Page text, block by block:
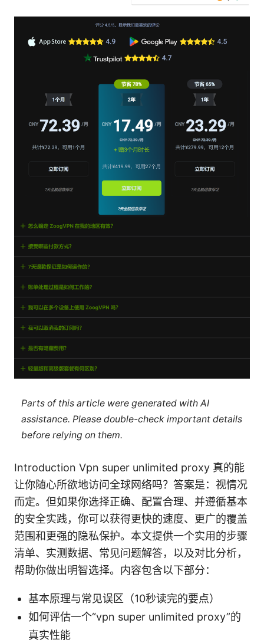
Parts of this article were generated with AI
assistance. Please double-check important details
before relying on them.
Introduction Vpn super unlimited proxy 真的能
让你随心所欲地访问全球网络吗？答案是：视情况
而定。但如果你选择正确、配置合理、并遵循基本
的安全实践，你可以获得更快的速度、更广的覆盖
范围和更强的隐私保护。本文提供一个实用的步骤
清单、实测数据、常见问题解答，以及对比分析，
帮助你做出明智选择。内容包含以下部分：
基本原理与常见误区（10秒读完的要点）
如何评估一个“vpn super unlimited proxy”的
真实性能